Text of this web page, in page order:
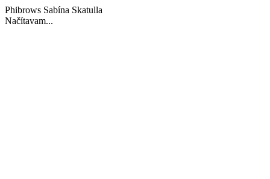
Phibrows Sabína Skatulla
Načítavam...